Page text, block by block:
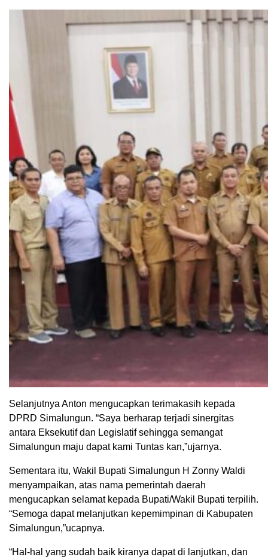
Selanjutnya Anton mengucapkan terimakasih kepada
DPRD Simalungun. “Saya berharap terjadi sinergitas
antara Eksekutif dan Legislatif sehingga semangat
Simalungun maju dapat kami Tuntas kan,”ujarnya.
Sementara itu, Wakil Bupati Simalungun H Zonny Waldi
menyampaikan, atas nama pemerintah daerah
mengucapkan selamat kepada Bupati/Wakil Bupati terpilih.
“Semoga dapat melanjutkan kepemimpinan di Kabupaten
Simalungun,”ucapnya.
“Hal-hal yang sudah baik kiranya dapat di lanjutkan, dan